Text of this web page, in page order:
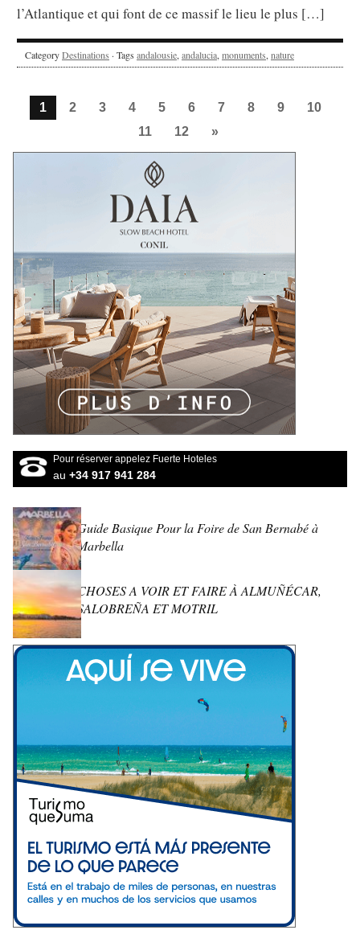
l’Atlantique et qui font de ce massif le lieu le plus […]
CategoryDestinations · Tags andalousie,andalucia,monuments,nature
1 2 3 4 5 6 7 8 9
10
11
12 »
Pour réserver appelez Fuerte Hoteles
au +34 917 941 284
Guide Basique Pour la Foire de San Bernabé à
Marbella
CHOSES A VOIR ET FAIRE À ALMUÑÉCAR,
SALOBREÑA ET MOTRIL